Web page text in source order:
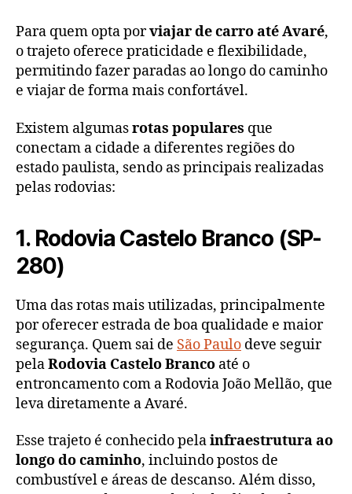
Para quem opta porviajar de carro até Avaré,
o trajeto oferece praticidade e flexibilidade,
permitindo fazer paradas ao longo do caminho
e viajar de forma mais confortável.
Existem algumasrotas populares que
conectam a cidade a diferentes regiões do
estado paulista, sendo as principais realizadas
pelas rodovias:
1. Rodovia Castelo Branco (SP-
280)
Uma das rotas mais utilizadas, principalmente
por oferecer estrada de boa qualidade e maior
segurança. Quem sai de São Paulo deve seguir
pelaRodovia Castelo Branco até o
entroncamento com a Rodovia João Mellão, que
leva diretamente a Avaré.
Esse trajeto é conhecido pelainfraestrutura ao
longo do caminho, incluindo postos de
combustível e áreas de descanso. Além disso,